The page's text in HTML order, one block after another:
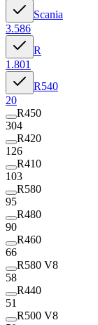
Scania
3.586
R
1.801
R540
20
R450
304
R420
126
R410
103
R580
95
R480
90
R460
66
R580 V8
58
R440
51
R500 V8